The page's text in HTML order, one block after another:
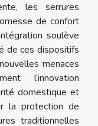
les serrures
de confort
soulève
de ces dispositifs
menaces
l’innovation
domestique et
la protection de
traditionnelles